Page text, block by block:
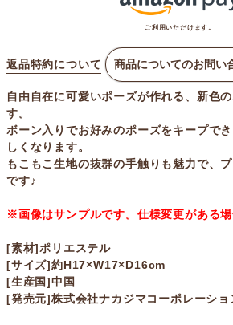
ご利用いただけます。
返品特約について 商品についてのお問い
自由自在に可愛いポーズが作れる、新色
す。
ボーン入りでお好みのポーズをキープで
しくなります。
もこもこ生地の抜群の手触りも魅力で、
です♪
※画像はサンプルです。仕様変更がある場
[素材]ポリエステル
[サイズ]約H17×W17×D16cm
[生産国]中国
[発売元]株式会社ナカジマコーポレーショ